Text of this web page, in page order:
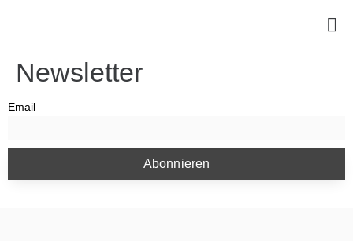
Newsletter
Email